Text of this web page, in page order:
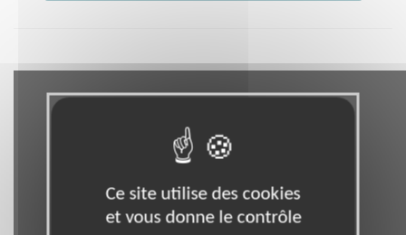
Ce site utilise des cookies
et vous donne le contrôle